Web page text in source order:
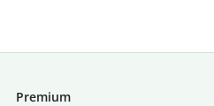
Premium